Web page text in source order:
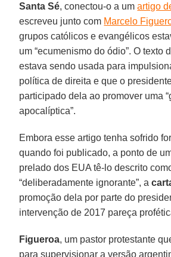
Santa Sé, conectou-o a umartigo
escreveu junto com Marcelo
grupos católicos e evangélicos
um “ecumenismo do ódio”. O texto
estava sendo usada para
política de direita e que o
participado dela ao promover uma
apocalíptica”.
Embora esse artigo tenha sofrido
quando foi publicado, a ponto de
prelado dos EUA tê-lo descrito
“deliberadamente ignorante”, a
promoção dela por parte do
intervenção de 2017 pareça
Figueroa, um pastor protestante
para supervisionar a versão